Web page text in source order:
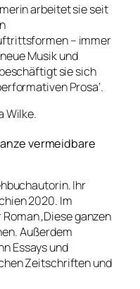
arbeitet sie seit
– immer
Musik und
sie sich
Prosa‘.
Wilke.
vermeidbare
Ihr
2020. Im
‚Diese ganzen
Außerdem
Essays und
Zeitschriften und